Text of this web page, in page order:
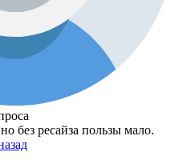
без ресайза пользы мало.